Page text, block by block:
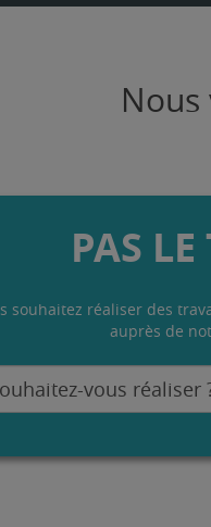
Nous
PAS
souhaitez réaliser des
auprès de